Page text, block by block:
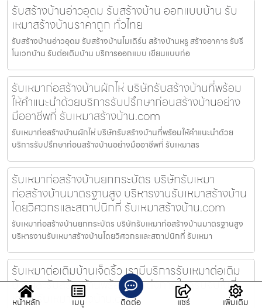
รับสร้างบ้านอ่าวอุดม รับสร้างบ้าน ออกแบบบ้าน รับ
เหมาสร้างบ้านราคาถูก ทั่วไทย
รับสร้างบ้านอ่าวอุดม รับสร้างบ้านโมเดิร์น สร้างบ้านหรู สร้างอาคาร รับรี
โนเวทบ้าน รับต่อเติมบ้าน บริการออกแบบ เขียนแบบก่อ
รับเหมาก่อสร้างบ้านผักไห่ บริษัทรับสร้างบ้านที่พร้อม
ให้คำแนะนำด้วยบริการรับปรึกษาก่อนสร้างบ้านอย่าง
มืออาชีพที่ รับเหมาสร้างบ้าน.com
รับเหมาก่อสร้างบ้านผักไห่ บริษัทรับสร้างบ้านที่พร้อมให้คำแนะนำด้วย
บริการรับปรึกษาก่อนสร้างบ้านอย่างมืออาชีพที่ รับเหมาสร
รับเหมาก่อสร้างบ้านยกกระบัตร บริษัทรับเหมา
ก่อสร้างบ้านมาตรฐานสูง บริหารงานรับเหมาสร้างบ้าน
โดยวิศวกรและสถาปนิกที่ รับเหมาสร้างบ้าน.com
รับเหมาก่อสร้างบ้านยกกระบัตร บริษัทรับเหมาก่อสร้างบ้านมาตรฐานสูง
บริหารงานรับเหมาสร้างบ้านโดยวิศวกรและสถาปนิกที่ รับเหมา
รับเหมาต่อเติมบ้านเจ็ดริ้ว เรามีบริการรับเหมาต่อเติม
บ้านและรับสร้างบ้านพร้อมตกแต่งภายในครบจบในที่
เดียว รับเหมาสร้างบ้าน.com
หน้าหลัก เมนู ติดต่อ แชร์ เพิ่มเติม